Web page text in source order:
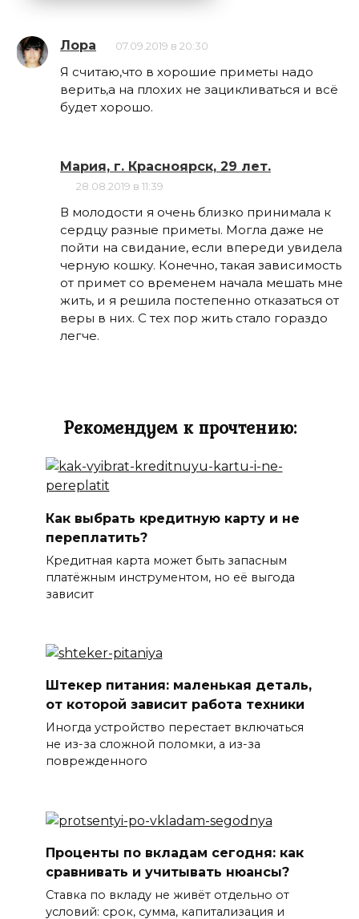
Лора 07.09.2019 в 20:30
Я считаю,что в хорошие приметы надо
верить,а на плохих не зацикливаться и всё
будет хорошо.
Мария, г. Красноярск, 29 лет.
28.08.2019 в 11:39
В молодости я очень близко принимала к
сердцу разные приметы. Могла даже не
пойти на свидание, если впереди увидела
черную кошку. Конечно, такая зависимость
от примет со временем начала мешать мне
жить, и я решила постепенно отказаться от
веры в них. С тех пор жить стало гораздо
легче.
Рекомендуем к прочтению:
Как выбрать кредитную карту и не
переплатить?
Кредитная карта может быть запасным
платёжным инструментом, но её выгода
зависит
Штекер питания: маленькая деталь,
от которой зависит работа техники
Иногда устройство перестает включаться
не из-за сложной поломки, а из-за
поврежденного
Проценты по вкладам сегодня: как
сравнивать и учитывать нюансы?
Ставка по вкладу не живёт отдельно от
условий: срок, сумма, капитализация и